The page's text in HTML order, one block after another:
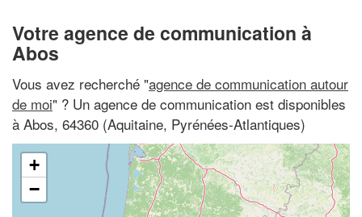
Votre agence de communication à
Abos
Vous avez recherché "agence de communication autour
de moi" ? Un agence de communication est disponibles
à Abos, 64360 (Aquitaine, Pyrénées-Atlantiques)
+
−